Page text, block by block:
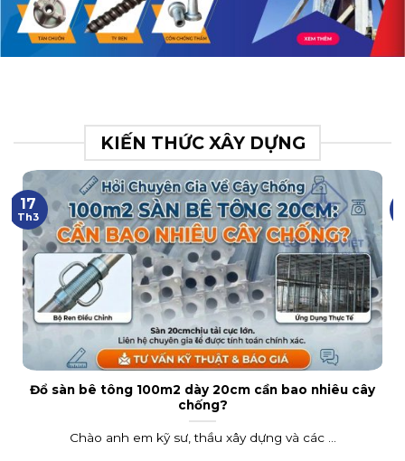
KIẾN THỨC XÂY DỰNG
Đổ sàn bê tông 100m2 dày 20cm cần bao nhiêu cây
chống?
Chào anh em kỹ sư, thầu xây dựng và các ...
17
Th3